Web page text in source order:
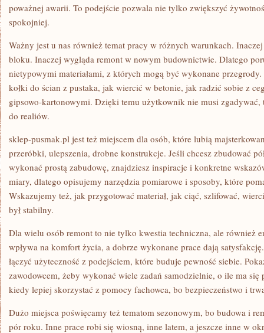
poważnej awarii. To podejście pozwala nie tylko zwiększyć
spokojniej.
Ważny jest u nas również temat pracy w różnych warunkach.
bloku. Inaczej wygląda remont w nowym budownictwie. Dlatego
nietypowymi materiałami, z których mogą być wykonane
kołki do ścian z pustaka, jak wiercić w betonie, jak radzić sobie z
gipsowo-kartonowymi. Dzięki temu użytkownik nie musi zgadywać,
do realiów.
sklep-pusmak.pl jest też miejscem dla osób, które lubią
przeróbki, ulepszenia, drobne konstrukcje. Jeśli chcesz zbudować
wykonać prostą zabudowę, znajdziesz inspiracje i konkretne
miary, dlatego opisujemy narzędzia pomiarowe i sposoby, które
Wskazujemy też, jak przygotować materiał, jak ciąć, szlifować,
był stabilny.
Dla wielu osób remont to nie tylko kwestia techniczna, ale również
wpływa na komfort życia, a dobrze wykonane prace dają
łączyć użyteczność z podejściem, które buduje pewność siebie.
zawodowcem, żeby wykonać wiele zadań samodzielnie, o ile ma się
kiedy lepiej skorzystać z pomocy fachowca, bo bezpieczeństwo i
Dużo miejsca poświęcamy też tematom sezonowym, bo budowa i
pór roku. Inne prace robi się wiosną, inne latem, a jeszcze inne w